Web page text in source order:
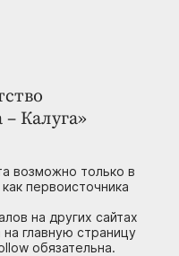
Калуга»
возможно только в
первоисточника
на других сайтах
главную страницу
обязательна.